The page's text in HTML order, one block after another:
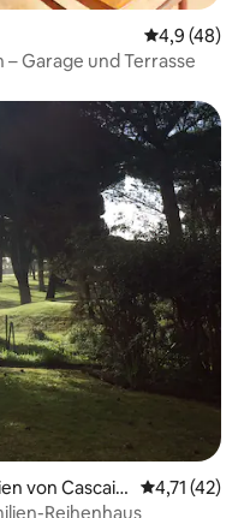
4,9 (48)
– Garage und Terrasse
von Cascais
4,71 (42)
Reihenhaus